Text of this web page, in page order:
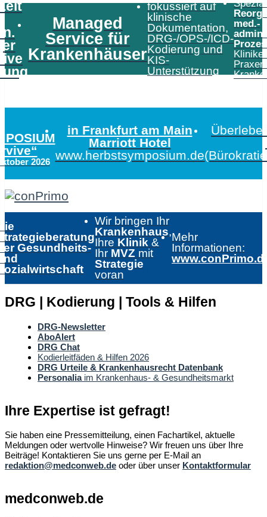
Managed
Service für
Krankenhäuser
fokussiert auf
klinische
Dokumentation,
DRG-/OPS-/ICD-
Kodierung und
KIS-
Unterstützung
med.-
2026
in Frankfurt am Main
Marriott Hotel
www.herbstsymposium.de
Gesundheits-
Wir bringen Ihr
Krankenhaus,
Ihre Klinik &
Ihr MVZ mit
Strategie
voran
Mehr
Informationen:
DRG | Kodierung | Tools & Hilfen
DRG-Newsletter
AboAlert
DRG Chat
Kodierleitfäden & Hilfen 2026
DRG Urteile & Krankenhausrecht Datenbank
Personaliaim Krankenhaus- & Gesundheitsmarkt
Ihre Expertise ist gefragt!
Sie haben eine Pressemitteilung, einen Fachartikel, aktuelle
Meldungen oder wertvolle Hinweise? Wir freuen uns über Ihre
Beiträge! Kontaktieren Sie uns gerne per E-Mail an
redaktion@medconweb.de oder über unser Kontaktformular
medconweb.de